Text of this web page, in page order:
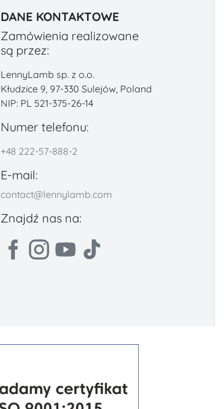
DANE KONTAKTOWE
Zamówienia realizowane
są przez:
LennyLamb sp. z o.o.
Kłudzice 9, 97-330 Sulejów, Poland
NIP: PL 521-375-26-14
Numer telefonu:
+48 222-57-888-2
E-mail:
contact@lennylamb.com
Znajdź nas na: